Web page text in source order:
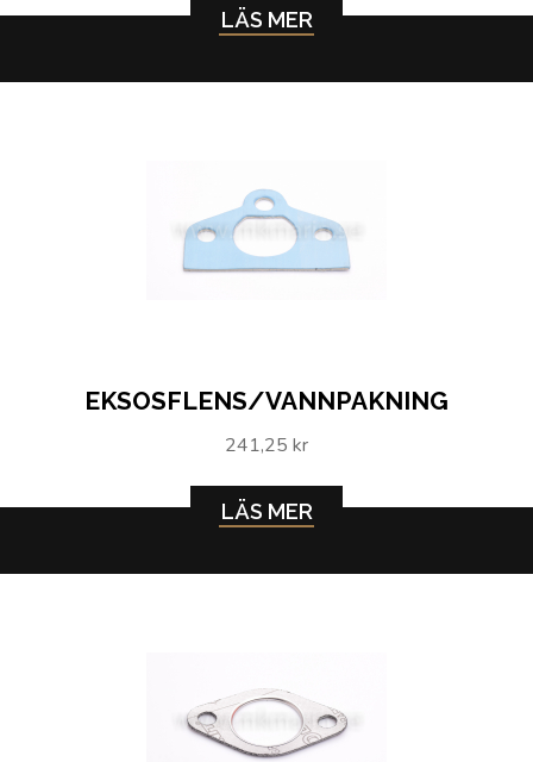
LÄS MER
EKSOSFLENS/VANNPAKNING
241,25 kr
LÄS MER